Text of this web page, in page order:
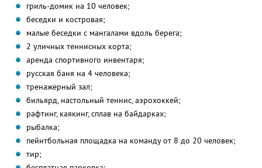
гриль-домик на 10 человек;
беседки и костровая;
малые беседки с мангалами вдоль берега;
2 уличных теннисных корта;
аренда спортивного инвентаря;
русская баня на 4 человека;
тренажерный зал;
бильярд, настольный теннис, аэрохоккей;
рафтинг, каякинг, сплав на байдарках;
рыбалка;
пейнтбольная площадка на команду от 8 до 20 человек;
тир;